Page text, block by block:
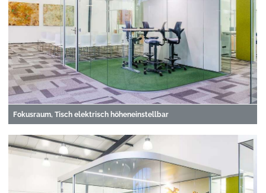
Fokusraum, Tisch elektrisch höheneinstellbar